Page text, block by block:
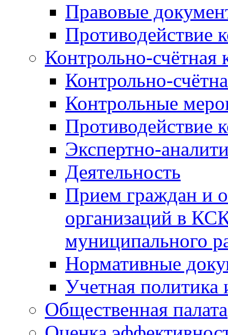
Правовые
Противодействие
Контрольно-счётная
Контрольно-
Контрольные
Противодействие
Экспертно-
Деятельность
Прием граждан и
организаций в
муниципального
Нормативные
Учетная политика
Общественная палата